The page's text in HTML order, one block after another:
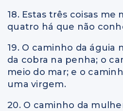
18. Estas três coisas me
quatro há que não
19. O caminho da águia
da cobra na penha; o
meio do mar; e o
uma virgem.
20. O caminho da